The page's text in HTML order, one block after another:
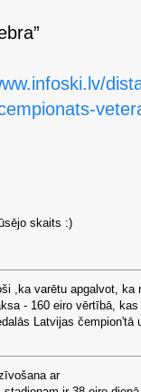
skaits :)
,ka varētu apgalvot, ka
- 160 eiro vērtībā,
Latvijas čempion'tā
ar